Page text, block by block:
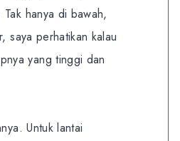
hanya di bawah,
saya perhatikan kalau
yang tinggi dan
Untuk lantai